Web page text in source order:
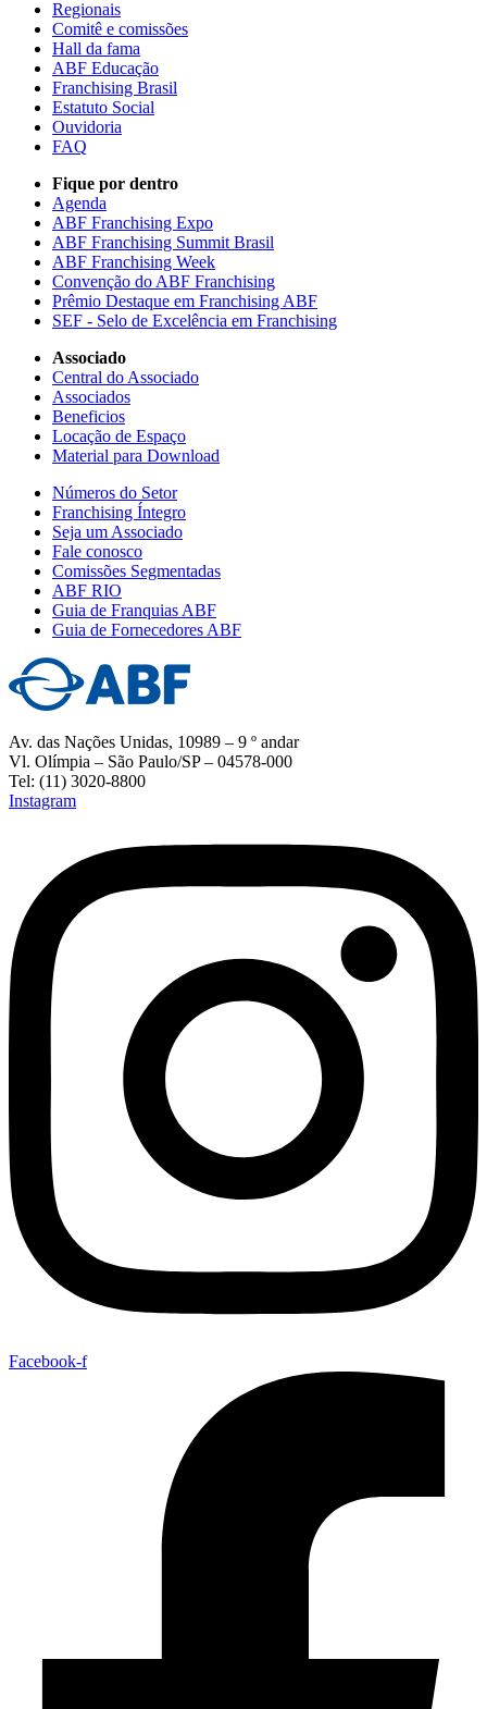
Regionais
Comitê e comissões
Hall da fama
ABF Educação
Franchising Brasil
Estatuto Social
Ouvidoria
FAQ
Fique por dentro
Agenda
ABF Franchising Expo
ABF Franchising Summit Brasil
ABF Franchising Week
Convenção do ABF Franchising
Prêmio Destaque em Franchising ABF
SEF - Selo de Excelência em Franchising
Associado
Central do Associado
Associados
Beneficios
Locação de Espaço
Material para Download
Números do Setor
Franchising Íntegro
Seja um Associado
Fale conosco
Comissões Segmentadas
ABF RIO
Guia de Franquias ABF
Guia de Fornecedores ABF
Av. das Nações Unidas, 10989 – 9 º andar
Vl. Olímpia – São Paulo/SP – 04578-000
Tel: (11) 3020-8800
Instagram
Facebook-f